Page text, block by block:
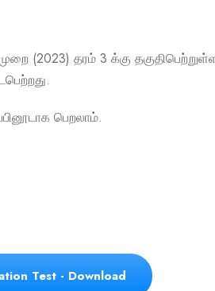
(2023) தரம் 3 க்கு
பெறலாம்.
Test - Download